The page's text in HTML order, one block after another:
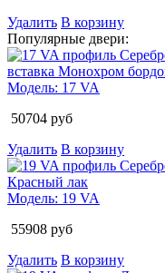
Удалить В корзину
Популярные двери:
Модель: 17 VA
50704 руб
Удалить В корзину
Модель: 19 VA
55908 руб
Удалить В корзину